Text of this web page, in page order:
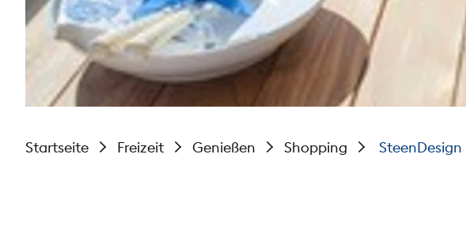
Startseite Freizeit Genießen Shopping SteenDesign